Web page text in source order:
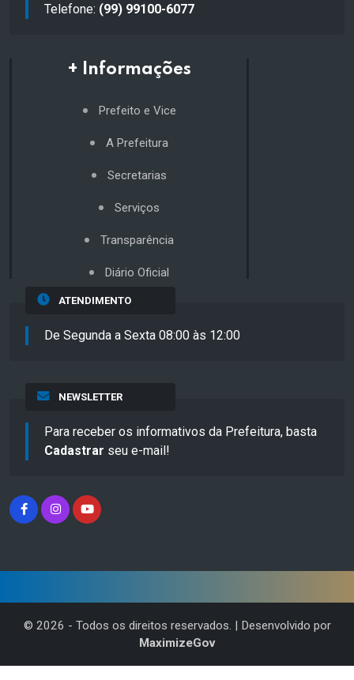
Telefone: (99) 99100-6077
+ Informações
Prefeito e Vice
A Prefeitura
Secretarias
Serviços
Transparência
Diário Oficial
ATENDIMENTO
De Segunda a Sexta 08:00 às 12:00
NEWSLETTER
Para receber os informativos da Prefeitura, basta
Cadastrar seu e-mail!
© 2026 - Todos os direitos reservados. | Desenvolvido por
MaximizeGov